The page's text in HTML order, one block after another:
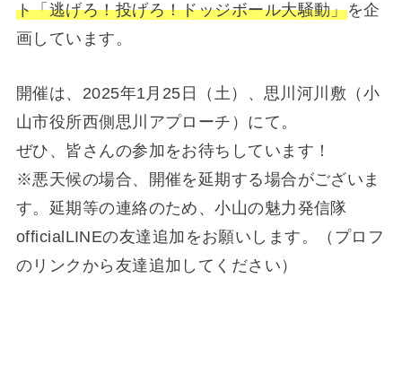
ト「逃げろ！投げろ！ドッジボール大騒動」を企
画しています。
開催は、2025年1月25日（土）、思川河川敷（小
山市役所西側思川アプローチ）にて。
ぜひ、皆さんの参加をお待ちしています！
※悪天候の場合、開催を延期する場合がございま
す。延期等の連絡のため、小山の魅力発信隊
officialLINEの友達追加をお願いします。（プロフ
のリンクから友達追加してください）